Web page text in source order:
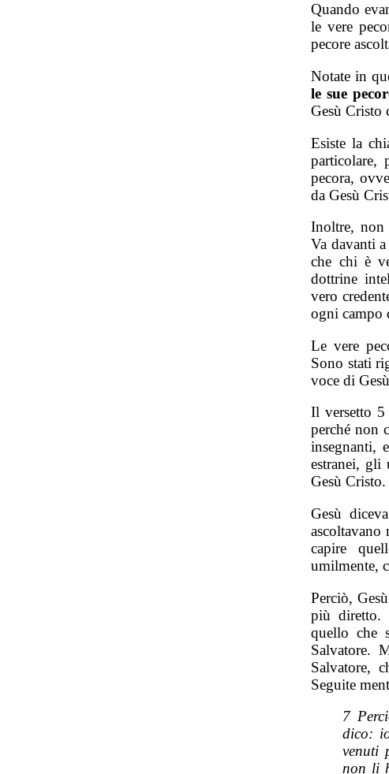
Quando
le vere
pecore
Notate in
le sue
Gesù Cristo
Esiste la
particolare,
pecora,
da Gesù
Inoltre, non
Va davanti
che chi è
dottrine
vero
ogni campo
Le vere
Sono stati
voce di
Il versetto 5
perché non
insegnanti,
estranei, gli
Gesù
Gesù
capire
umilmente,
Perciò,
più diretto.
quello che
Salvatore.
Salvatore,
Seguite
7
dico:
venuti
non li